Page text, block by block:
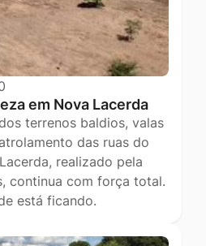
em Nova Lacerda
terrenos baldios, valas
das ruas do
realizado pela
continua com força total.
está ficando.